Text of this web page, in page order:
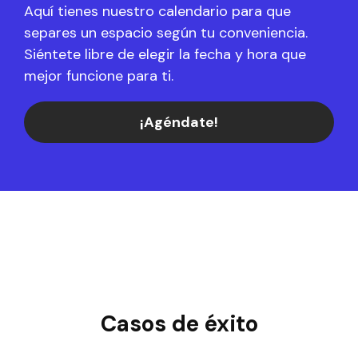
Aquí tienes nuestro calendario para que
separes un espacio según tu conveniencia.
Siéntete libre de elegir la fecha y hora que
mejor funcione para ti.
¡Agéndate!
Casos de éxito